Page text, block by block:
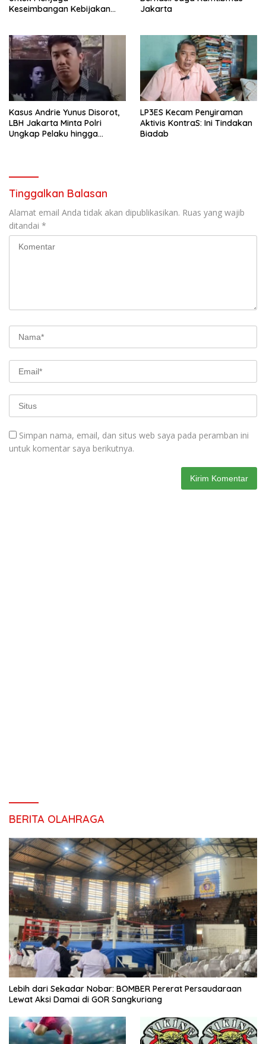
Keseimbangan Kebijakan
Jakarta
Kasus Andrie Yunus Disorot,
LBH Jakarta Minta Polri
Ungkap Pelaku hingga
LP3ES Kecam Penyiraman
Aktivis KontraS: Ini Tindakan
Biadab
Tinggalkan Balasan
Alamat email Anda tidak akan dipublikasikan. Ruas yang wajib
ditandai *
Simpan nama, email, dan situs web saya pada peramban ini
untuk komentar saya berikutnya.
BERITA OLAHRAGA
Lebih dari Sekadar Nobar: BOMBER Pererat Persaudaraan
Lewat Aksi Damai di GOR Sangkuriang